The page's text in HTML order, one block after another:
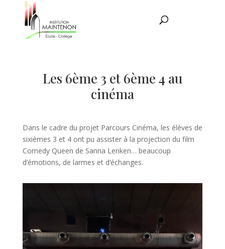
Les 6ème 3 et 6ème 4 au
cinéma
Dans le cadre du projet Parcours Cinéma, les élèves de
sixièmes 3 et 4 ont pu assister à la projection du film
Comedy Queen de Sanna Lenken… beaucoup
d’émotions, de larmes et d’échanges.